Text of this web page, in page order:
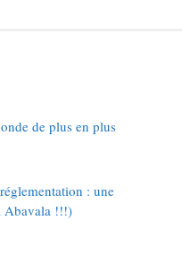
de plus en plus
: une
Abavala !!!)